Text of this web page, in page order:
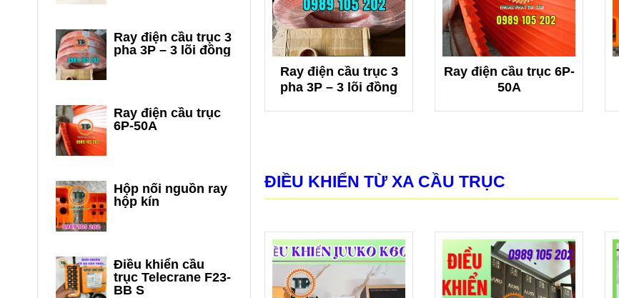
Ray điện cầu trục 3
pha 3P – 3 lõi đồng
Ray điện cầu trục 6P-
50A
ĐIỀU KHIỂN TỪ XA CẦU TRỤC
Ray điện cầu trục 3
pha 3P – 3 lõi đồng
Ray điện cầu trục
6P-50A
Hộp nối nguồn ray
hộp kín
Điều khiển cầu
trục Telecrane F23-
BB S